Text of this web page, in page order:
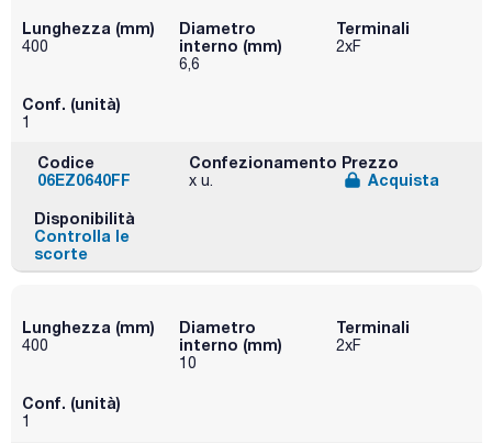
Lunghezza (mm)
400
Diametro
interno (mm)
6,6
Terminali
2xF
Conf. (unità)
1
Codice
06EZ0640FF
Confezionamento
x u.
Prezzo
Acquista
Disponibilità
Controlla le
scorte
Lunghezza (mm)
400
Diametro
interno (mm)
10
Terminali
2xF
Conf. (unità)
1